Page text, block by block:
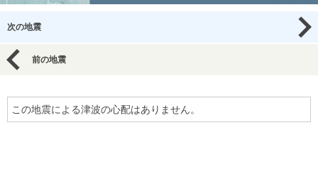
次の地震
前の地震
この地震による津波の心配はありません。